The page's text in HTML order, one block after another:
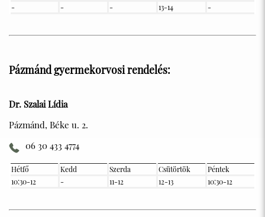
-
- - 13-14 -
Pázmánd gyermekorvosi rendelés:
Dr. Szalai Lídia
Pázmánd, Béke u. 2.
06 30 433 4774
Hétfő Kedd Szerda Csütörtök
Péntek
10:30-12
- 11-12 12-13 10:30-12